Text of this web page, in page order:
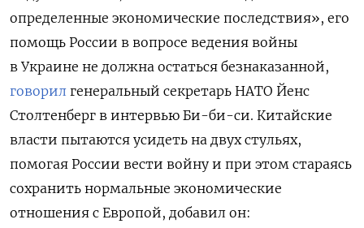
определенные экономические последствия», его
помощь России в вопросе ведения войны
в Украине не должна остаться безнаказанной,
говорил генеральный секретарь НАТО Йенс
Столтенберг в интервью Би-би-си. Китайские
власти пытаются усидеть на двух стульях,
помогая России вести войну и при этом стараясь
сохранить нормальные экономические
отношения с Европой, добавил он: